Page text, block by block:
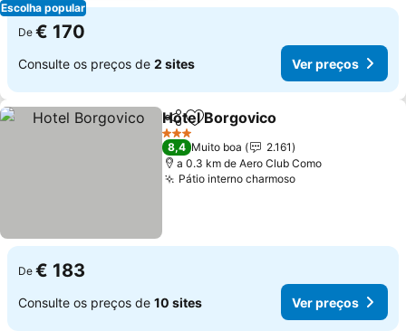
Escolha popular
De € 170
Consulte os preços de 2 sites Ver preços
PartilharAdicionar aos favoritos
Hotel Borgovico
3 Estrelas
8,4 Muito boa
2.161
a 0.3 km de Aero Club Como
Pátio interno charmosoVer preços
De € 183
Consulte os preços de 10 sites Ver preços